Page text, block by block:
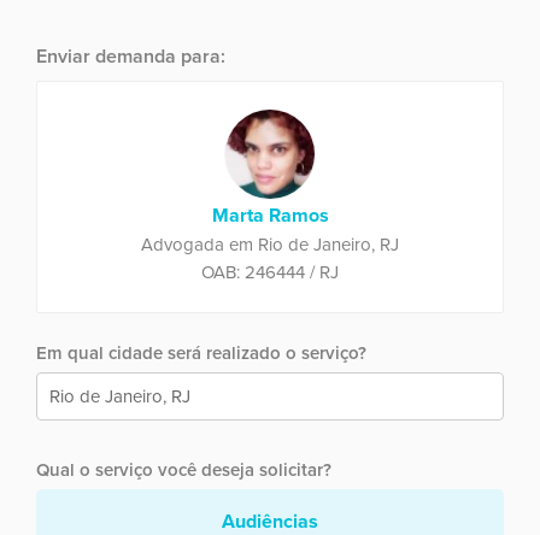
Enviar demanda para:
Marta Ramos
Advogada em Rio de Janeiro, RJ
OAB: 246444 / RJ
Em qual cidade será realizado o serviço?
Qual o serviço você deseja solicitar?
Audiências